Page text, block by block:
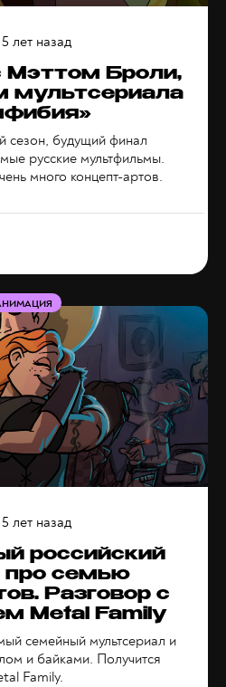
Мэттом Броли,
мультсериала
сезон, будущий финал
русские мультфильмы.
много концепт-артов.
5 лет назад
российский
про семью
Разговор с
Metal Family
семейный мультсериал и
и байками. Получится
Family.
5 лет назад